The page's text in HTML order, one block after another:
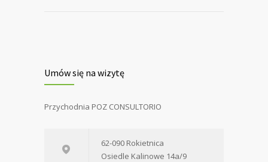
Umów się na wizytę
Przychodnia POZ CONSULTORIO
62-090 Rokietnica
Osiedle Kalinowe 14a/9